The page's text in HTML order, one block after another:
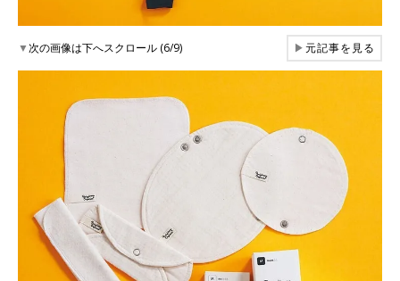
▼次の画像は下へスクロール (6/9) ▶元記事を見る